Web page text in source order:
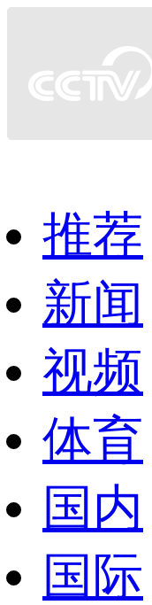
推荐
新闻
视频
体育
国内
国际